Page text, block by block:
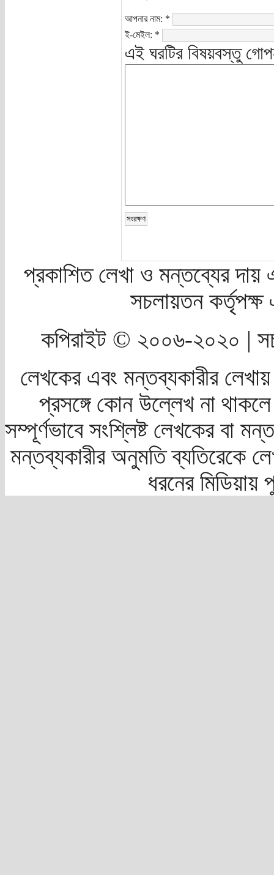
আপনার নাম: *
ই-মেইল: *
এই ঘরটির বিষয়বস্তু
প্রকাশিত লেখা ও মন্তব্যের দায়
সচলায়তন
কপিরাইট © ২০০৬-২০২০ |
লেখকের এবং মন্তব্যকারীর
প্রসঙ্গে কোন উল্লেখ না
সম্পূর্ণভাবে সংশ্লিষ্ট লেখকের বা
মন্তব্যকারীর অনুমতি ব্যতিরেকে
ধরনের মিডিয়ায়